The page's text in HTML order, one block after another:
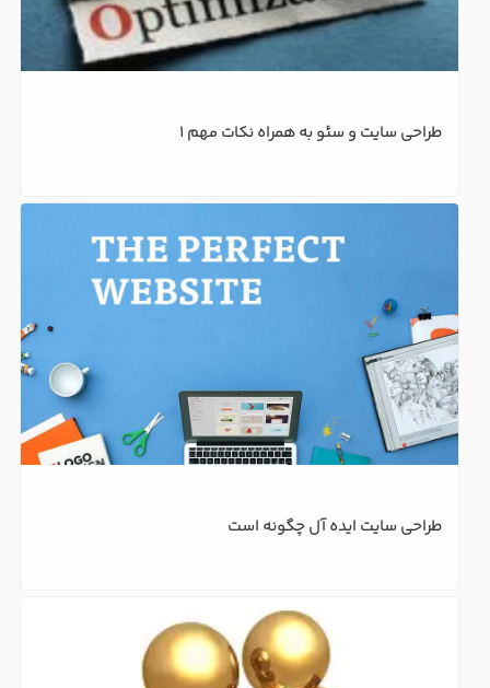
طراحی سایت و سئو به همراه نکات مهم 1
طراحی سایت ایده آل چگونه است